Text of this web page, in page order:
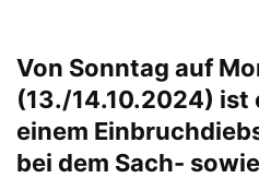
Von Sonntag auf
(13./14.10.2024) ist
einem
bei dem Sach- sowie